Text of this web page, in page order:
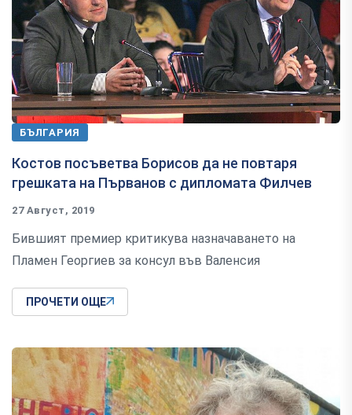
БЪЛГАРИЯ
Костов посъветва Борисов да не повтаря
грешката на Първанов с дипломата Филчев
27 Август, 2019
Бившият премиер критикува назначаването на
Пламен Георгиев за консул във Валенсия
ПРОЧЕТИ ОЩЕ